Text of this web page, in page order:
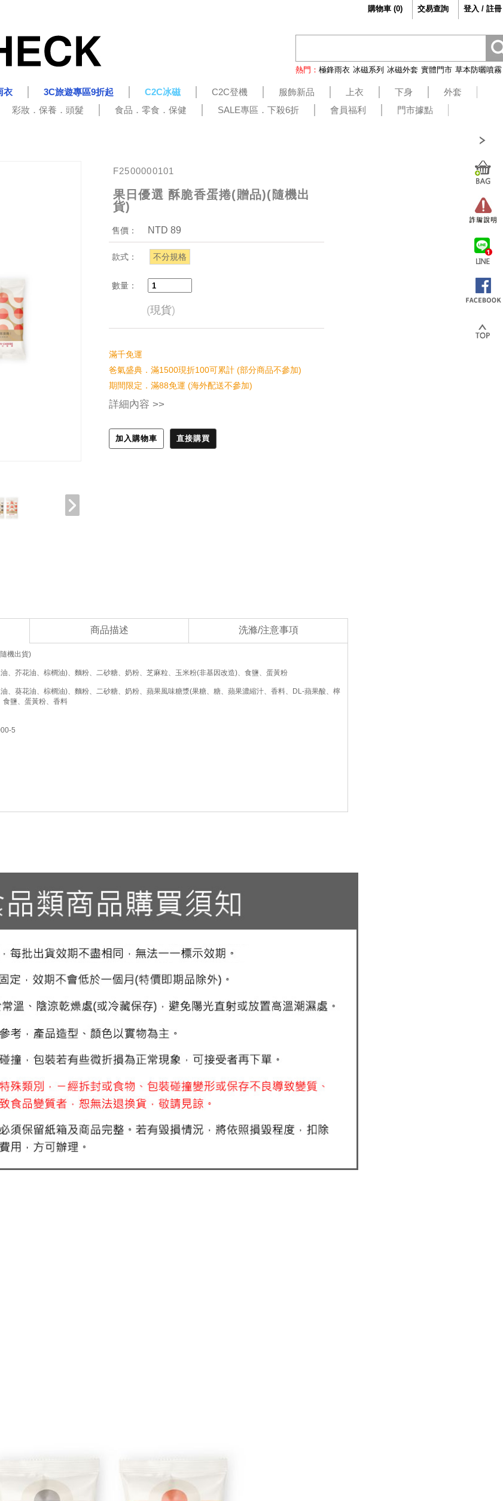
熱門： 極鋒雨衣 冰磁系列 冰磁外套 實體門市 草本防曬噴霧
衣 3C旅遊專區9折起 C2C冰磁 C2C登機 服飾新品 上衣 下身
外套
彩妝．保養．頭髮 食品．零食．保健 SALE專區．下殺6折 會員福利
門市據點
購物車 (0) 交易查詢 登入 / 註冊
F2500000101
果日優選 酥脆香蛋捲(贈品)(隨機出
貨)
售價： NTD 89
款式： 不分規格
數量：
(現貨)
滿千免運
爸氣盛典．滿1500現折100可累計 (部分商品不參加)
期間限定．滿88免運 (海外配送不參加)
詳細內容 >>
加入購物車 直接購買
商品描述 洗滌/注意事項
機出貨)
、芥花油、棕櫚油)、麵粉、二砂糖、奶粉、芝麻粒、玉米粉(非基因改造)、食鹽、蛋黃粉
、葵花油、棕櫚油)、麵粉、二砂糖、奶粉、蘋果風味糖漿(果糖、糖、蘋果濃縮汁、香料、DL-蘋果酸、檸
食鹽、蛋黃粉、香料
5